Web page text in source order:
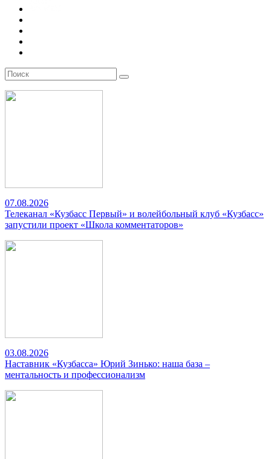
07.08.2026
Телеканал «Кузбасс Первый» и волейбольный клуб «Кузбасс»
запустили проект «Школа комментаторов»
03.08.2026
Наставник «Кузбасса» Юрий Зинько: наша база –
ментальность и профессионализм